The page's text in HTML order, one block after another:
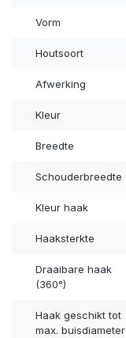
Vorm
Houtsoort
Afwerking
Kleur
Breedte
Schouderbreedte
Kleur haak
Haaksterkte
Draaibare haak
(360°)
Haak geschikt tot
max. buisdiameter